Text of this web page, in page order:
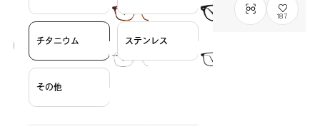
チタニウム ステンレス
その他
187
OWNDAYS × DITA Lancier
¥42,900